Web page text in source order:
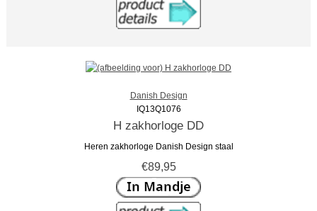
Danish Design
IQ13Q1076
H zakhorloge DD
Heren zakhorloge Danish Design staal
€89,95